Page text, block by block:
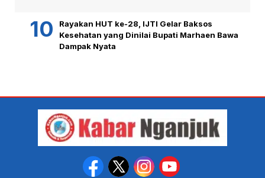
Rayakan HUT ke-28, IJTI Gelar Baksos
Kesehatan yang Dinilai Bupati Marhaen Bawa
Dampak Nyata